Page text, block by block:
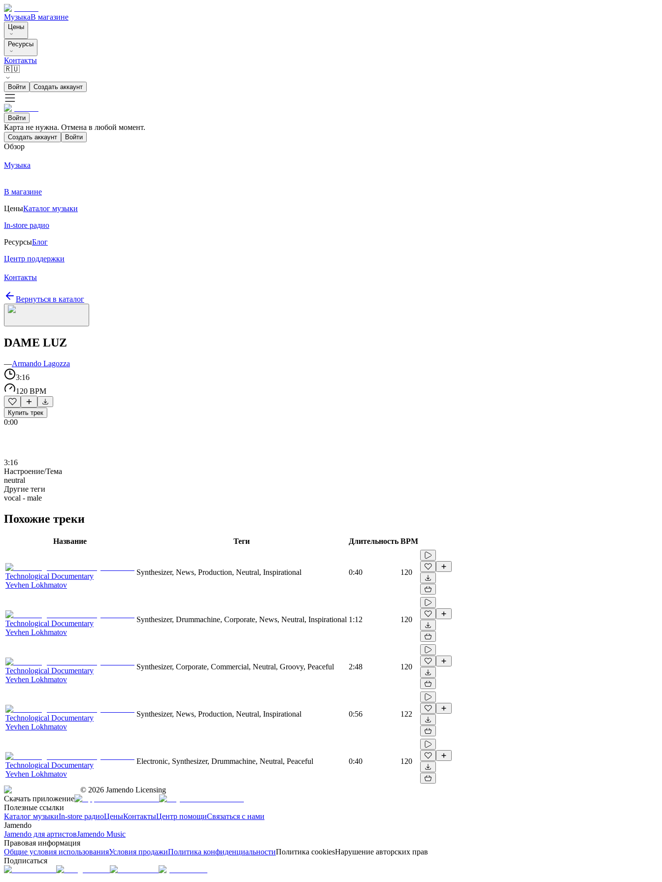
МузыкаВ магазине
Цены
Ресурсы
Контакты
🇷🇺
Войти Создать аккаунт
Войти
Карта не нужна. Отмена в любой момент.
Создать аккаунт Войти
Обзор
Музыка
В магазине
ЦеныКаталог музыки
In-store радио
РесурсыБлог
Центр поддержки
Контакты
Вернуться в каталог
DAME LUZ
—Armando Lagozza
3:16
120 BPM
Купить трек
0:00
3:16
Настроение/Тема
neutral
Другие теги
vocal - male
Похожие треки
Название Теги Длительность BPM
Technological Documentary
Yevhen Lokhmatov
Synthesizer, News, Production, Neutral, Inspirational 0:40 120
Technological Documentary
Yevhen Lokhmatov
Synthesizer, Drummachine, Corporate, News, Neutral, Inspirational 1:12 120
Technological Documentary
Yevhen Lokhmatov
Synthesizer, Corporate, Commercial, Neutral, Groovy, Peaceful 2:48 120
Technological Documentary
Yevhen Lokhmatov
Synthesizer, News, Production, Neutral, Inspirational 0:56 122
Technological Documentary
Yevhen Lokhmatov
Electronic, Synthesizer, Drummachine, Neutral, Peaceful 0:40 120
© 2026 Jamendo Licensing
Скачать приложение
Полезные ссылки
Каталог музыкиIn-store радиоЦеныКонтактыЦентр помощиСвязаться с нами
Jamendo
Jamendo для артистовJamendo Music
Правовая информация
Общие условия использованияУсловия продажиПолитика конфиденциальностиПолитика cookiesНарушение авторских прав
Подписаться